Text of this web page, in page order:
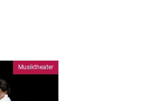
Musiktheater